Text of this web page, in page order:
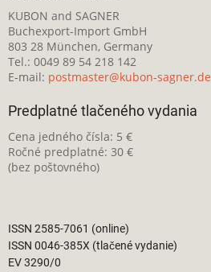
KUBON and SAGNER
Buchexport-Import GmbH
803 28 München, Germany
Tel.: 0049 89 54 218 142
E-mail: postmaster@kubon-sagner.de
Predplatné tlačeného vydania
Cena jedného čísla: 5 €
Ročné predplatné: 30 €
(bez poštovného)
ISSN 2585-7061 (online)
ISSN 0046-385X (tlačené vydanie)
EV 3290/0